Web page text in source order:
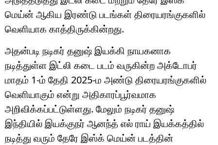
மெய்ன் ஆகிய இரண்டு படங்கள் திரையரங்குகளில்
வெளியாக காத்திருக்கின்றது.
அதன்படி நடிகர் தனுஷ் இயக்கி நாயகனாக
நடித்துள்ள இட்லி கடை படம் வருகின்ற அக்டோபர்
மாதம் 1-ம் தேதி 2025-ம அண்டு திரையரங்குகளில்
வெளியாகும் என்று அதிகாரப்பூர்வமாக
அறிவிக்கப்பட்டுள்ளது. மேலும் நடிகர் தனுஷ்
இந்தியில் இயக்குநர் ஆனந்த் எல் ராய் இயக்கத்தில்
நடித்து வரும் தேரே இஸ்க் மெய்ன் படத்தின்